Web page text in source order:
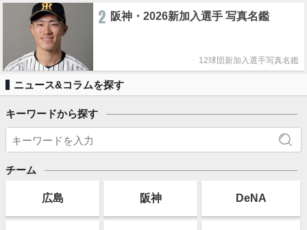
2 阪神・2026新加入選手 写真名鑑
12球団新加入選手写真名鑑
ニュース&コラムを探す
キーワードから探す
チーム
広島 阪神 DeNA